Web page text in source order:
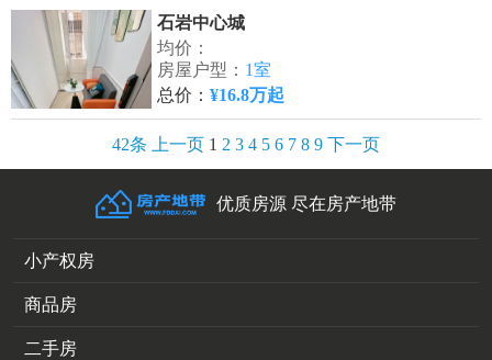
石岩中心城
均价：
房屋户型： 1室
总价：¥16.8万起
42条 上一页 1 2 3 4 5 6 7 8 9 下一页
优质房源 尽在房产地带
小产权房
商品房
二手房